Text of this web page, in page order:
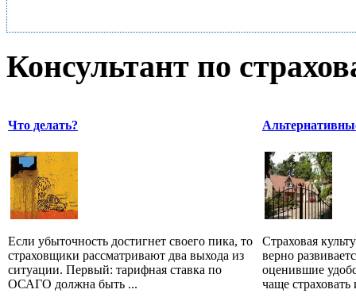
Консультант по
Что делать?
Если убыточность достигнет своего пика, то
страховщики рассматривают два выхода из
ситуации. Первый: тарифная ставка по
ОСАГО должна быть ...
Страховая
верно
оценившие
чаще страховать